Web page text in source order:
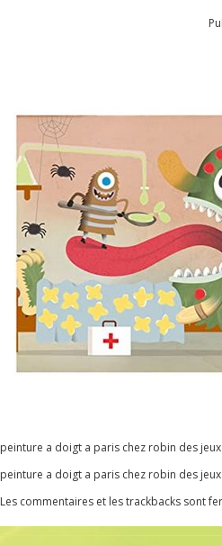
peinture a doigt a paris chez robin des jeux
peinture a doigt a paris chez robin des jeux
Les commentaires et les trackbacks sont